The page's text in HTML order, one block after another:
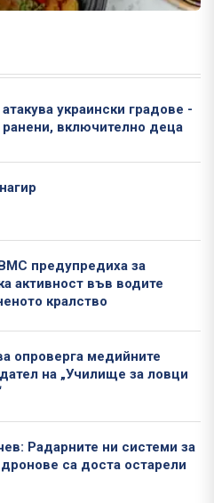
украински градове -
включително деца
предупредиха за
активност във водите
кралство
опроверга медийните
на „Училище за ловци
Радарните ни системи за
са доста остарели